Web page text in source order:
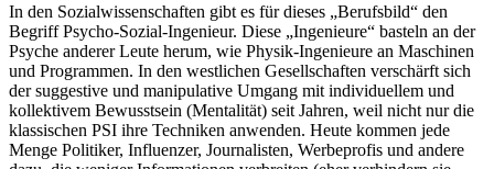
In den Sozialwissenschaften gibt es für dieses „Berufsbild“ den
Begriff Psycho-Sozial-Ingenieur. Diese „Ingenieure“ basteln an der
Psyche anderer Leute herum, wie Physik-Ingenieure an Maschinen
und Programmen. In den westlichen Gesellschaften verschärft sich
der suggestive und manipulative Umgang mit individuellem und
kollektivem Bewusstsein (Mentalität) seit Jahren, weil nicht nur die
klassischen PSI ihre Techniken anwenden. Heute kommen jede
Menge Politiker, Influenzer, Journalisten, Werbeprofis und andere